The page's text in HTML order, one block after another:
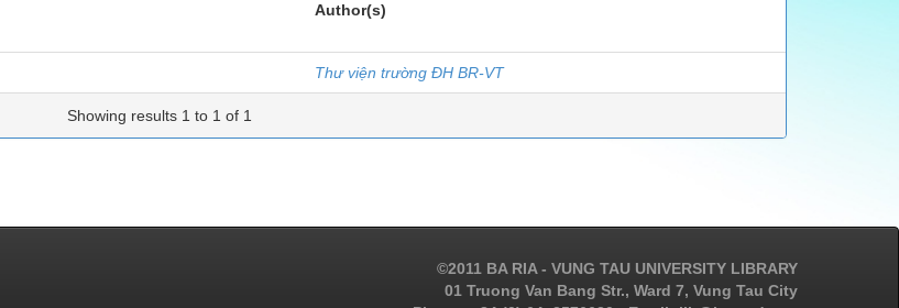
Author(s)
Thư viện trường ĐH BR-VT
Showing results 1 to 1 of 1
©2011 BA RIA - VUNG TAU UNIVERSITY LIBRARY
01 Truong Van Bang Str., Ward 7, Vung Tau City